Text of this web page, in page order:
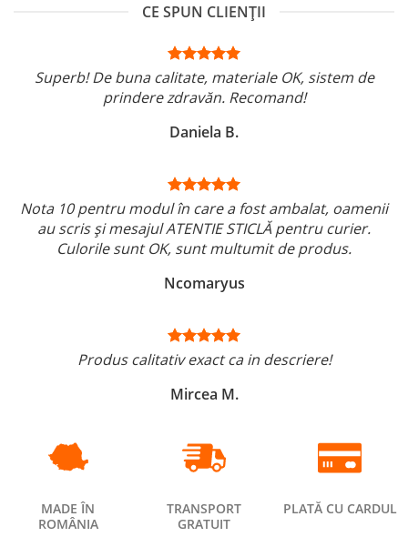
CE SPUN CLIENȚII
Superb! De buna calitate, materiale OK, sistem de
prindere zdravăn. Recomand!
Daniela B.
Nota 10 pentru modul în care a fost ambalat, oamenii
au scris și mesajul ATENTIE STICLĂ pentru curier.
Culorile sunt OK, sunt multumit de produs.
Ncomaryus
Produs calitativ exact ca in descriere!
Mircea M.
MADE ÎN
ROMÂNIA
TRANSPORT
GRATUIT
PLATĂ CU CARDUL